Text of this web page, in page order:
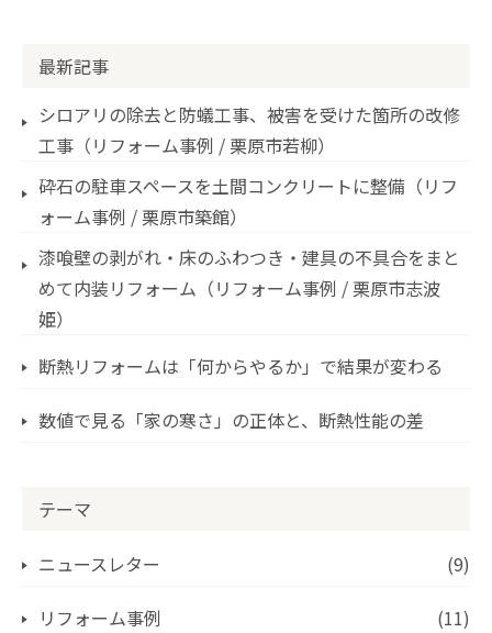
最新記事
シロアリの除去と防蟻工事、被害を受けた箇所の改修
工事（リフォーム事例 / 栗原市若柳）
砕石の駐車スペースを土間コンクリートに整備（リフ
ォーム事例 / 栗原市築館）
漆喰壁の剥がれ・床のふわつき・建具の不具合をまと
めて内装リフォーム（リフォーム事例 / 栗原市志波
姫）
断熱リフォームは「何からやるか」で結果が変わる
数値で見る「家の寒さ」の正体と、断熱性能の差
テーマ
ニュースレター (9)
リフォーム事例 (11)